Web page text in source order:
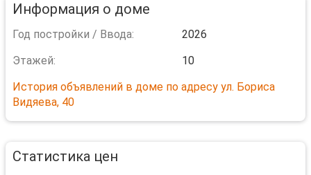
Информация о доме
Год постройки / Ввода:
2026
Этажей:
10
История объявлений в доме по адресу ул. Бориса
Видяева, 40
Статистика цен